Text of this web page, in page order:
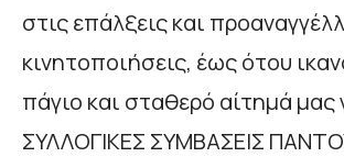
στις επάλξεις και
κινητοποιήσεις, έως ότου
πάγιο και σταθερό αίτημά μας
ΣΥΛΛΟΓΙΚΕΣ ΣΥΜΒΑΣΕΙΣ